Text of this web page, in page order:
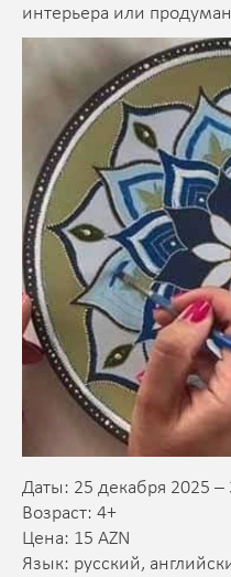
интерьера или
Даты: 25 декабря 2025 –
Возраст: 4+
Цена: 15 AZN
Язык: русский,